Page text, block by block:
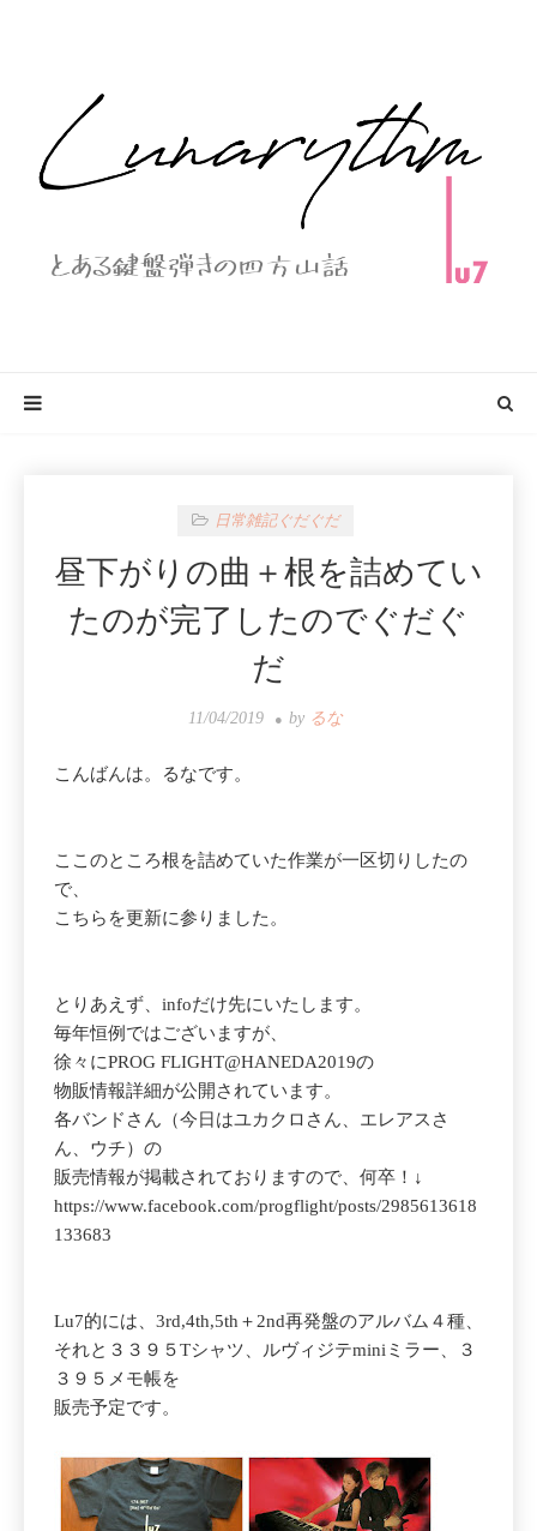
日常雑記ぐだぐだ
昼下がりの曲＋根を詰めてい
たのが完了したのでぐだぐ
だ
11/04/2019 by るな
こんばんは。るなです。
ここのところ根を詰めていた作業が一区切りしたの
で、
こちらを更新に参りました。
とりあえず、infoだけ先にいたします。
毎年恒例ではございますが、
徐々にPROG FLIGHT@HANEDA2019の
物販情報詳細が公開されています。
各バンドさん（今日はユカクロさん、エレアスさ
ん、ウチ）の
販売情報が掲載されておりますので、何卒！↓
https://www.facebook.com/progflight/posts/2985613618
133683
Lu7的には、3rd,4th,5th＋2nd再発盤のアルバム４種、
それと３３９５Tシャツ、ルヴィジテminiミラー、３
３９５メモ帳を
販売予定です。